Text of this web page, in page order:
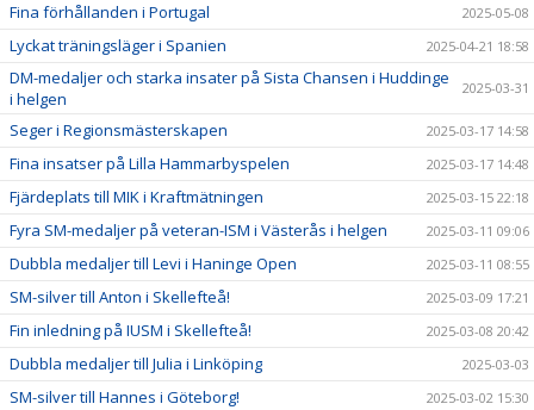
Fina förhållanden i Portugal 2025-05-08
Lyckat träningsläger i Spanien 2025-04-21 18:58
DM-medaljer och starka insater på Sista Chansen i Huddinge
i helgen
2025-03-31
Seger i Regionsmästerskapen 2025-03-17 14:58
Fina insatser på Lilla Hammarbyspelen 2025-03-17 14:48
Fjärdeplats till MIK i Kraftmätningen 2025-03-15 22:18
Fyra SM-medaljer på veteran-ISM i Västerås i helgen 2025-03-11 09:06
Dubbla medaljer till Levi i Haninge Open 2025-03-11 08:55
SM-silver till Anton i Skellefteå! 2025-03-09 17:21
Fin inledning på IUSM i Skellefteå! 2025-03-08 20:42
Dubbla medaljer till Julia i Linköping 2025-03-03
SM-silver till Hannes i Göteborg! 2025-03-02 15:30